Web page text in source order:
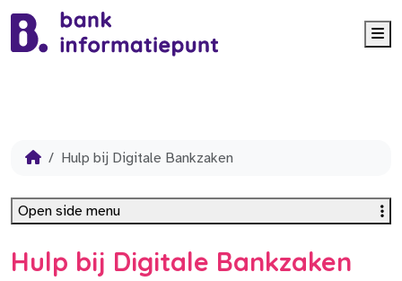
Hulp bij Digitale Bankzaken
Hulp bij Digitale Bankzaken
Open side menu